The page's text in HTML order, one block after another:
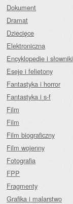
Dokument
Dramat
Dziecięce
Elektroniczna
Encyklopedie i słowniki
Eseje i felietony
Fantastyka i horror
Fantastyka i s-f
Film
Film
Film biograficzny
Film wojenny
Fotografia
FPP
Fragmenty
Grafika i malarstwo